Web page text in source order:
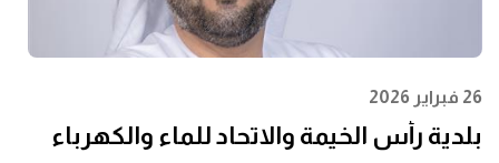
26 فبراير 2026
بلدية رأس الخيمة والاتحاد للماء والكهرباء